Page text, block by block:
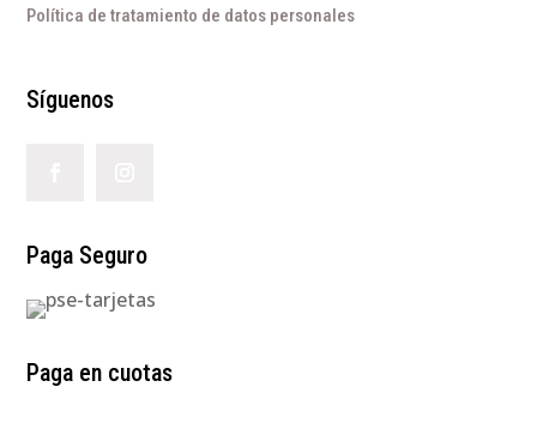
Política de tratamiento de datos personales
Síguenos
Paga Seguro
Paga en cuotas